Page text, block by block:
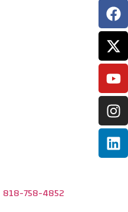
818-758-4852